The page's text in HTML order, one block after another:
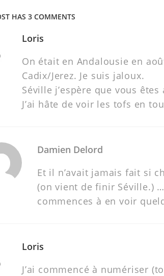
HAS 3 COMMENTS
Loris
On était en Andalousie en
Cadix/Jerez. Je suis jaloux.
Séville j’espère que vous
J’ai hâte de voir les tofs en
Damien Delord
Et il n’avait jamais fait si
(on vient de finir Séville.)
commences à en voir
Loris
J’ai commencé à numériser